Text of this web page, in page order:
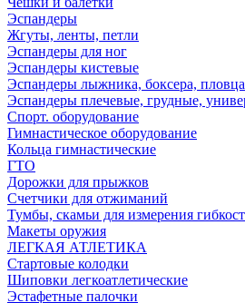
Эспандеры
Жгуты, ленты, петли
Эспандеры для ног
Эспандеры кистевые
Эспандеры лыжника, боксера, пловца
Эспандеры плечевые, грудные,
Спорт. оборудование
Гимнастическое оборудование
Кольца гимнастические
ГТО
Дорожки для прыжков
Счетчики для отжиманий
Тумбы, скамьи для измерения
Макеты оружия
ЛЕГКАЯ АТЛЕТИКА
Стартовые колодки
Шиповки легкоатлетические
Эстафетные палочки